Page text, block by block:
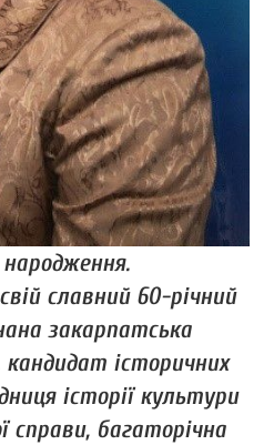
славний 60-річний
закарпатська
кандидат історичних
історії культури
справи, багаторічна